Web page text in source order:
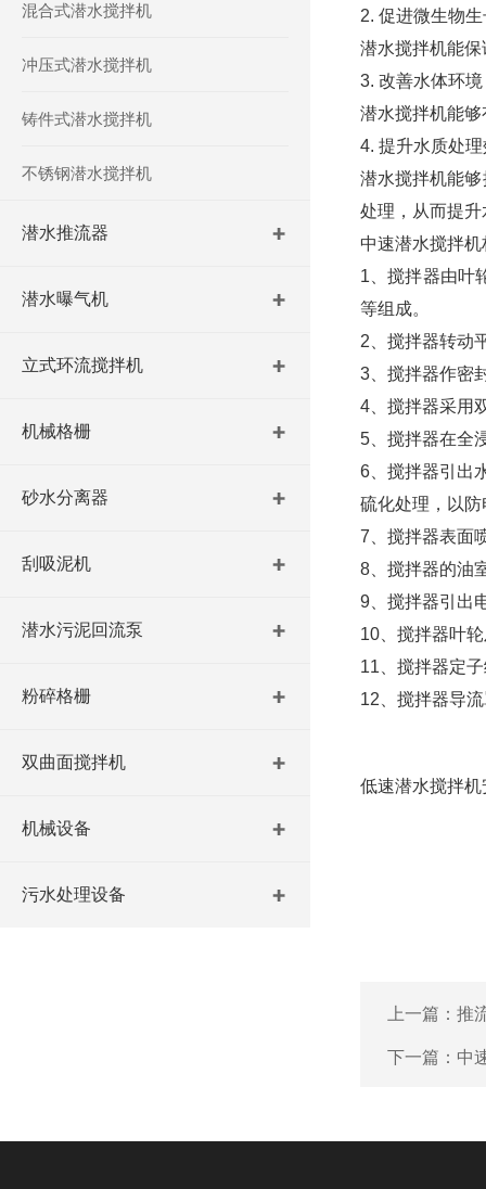
混合式潜水搅拌机
冲压式潜水搅拌机
铸件式潜水搅拌机
不锈钢潜水搅拌机
潜水推流器
潜水曝气机
立式环流搅拌机
机械格栅
砂水分离器
刮吸泥机
潜水污泥回流泵
粉碎格栅
双曲面搅拌机
机械设备
污水处理设备
2. 促进微生物生
潜水搅拌机能
3. 改善水体环境
潜水搅拌机能
4. 提升水质处理
潜水搅拌机能
处理，从而提
中速潜水搅拌
1、搅拌器由叶
等组成。
2、搅拌器转动
3、搅拌器作密
4、搅拌器采用
5、搅拌器在全
6、搅拌器引出
硫化处理，以
7、搅拌器表面
8、搅拌器的油
9、搅拌器引出
10、搅拌器叶
11、搅拌器定
12、搅拌器导
低速潜水搅拌机
上一篇： 推
下一篇： 中